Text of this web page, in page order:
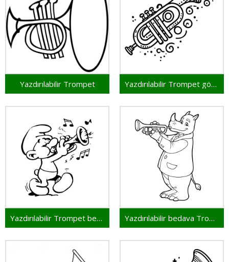
Yazdırılabilir Trompet Yazdırılabilir Trompet görsel
Yazdırılabilir Trompet bedava Yazdırılabilir bedava Trompet